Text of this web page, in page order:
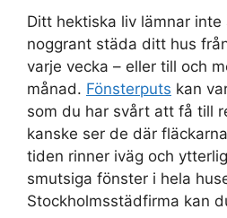
Ditt hektiska liv lämnar
noggrant städa ditt hus
varje vecka – eller till och
månad. Fönsterputs kan
som du har svårt att få till
kanske ser de där
tiden rinner iväg och
smutsiga fönster i hela
Stockholmsstädfirma kan